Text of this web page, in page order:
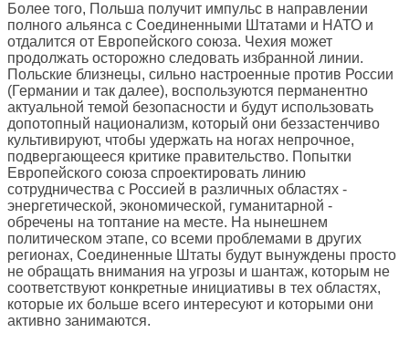
Более того, Польша получит импульс в направлении
полного альянса с Соединенными Штатами и НАТО и
отдалится от Европейского союза. Чехия может
продолжать осторожно следовать избранной линии.
Польские близнецы, сильно настроенные против России
(Германии и так далее), воспользуются перманентно
актуальной темой безопасности и будут использовать
допотопный национализм, который они беззастенчиво
культивируют, чтобы удержать на ногах непрочное,
подвергающееся критике правительство. Попытки
Европейского союза спроектировать линию
сотрудничества с Россией в различных областях -
энергетической, экономической, гуманитарной -
обречены на топтание на месте. На нынешнем
политическом этапе, со всеми проблемами в других
регионах, Соединенные Штаты будут вынуждены просто
не обращать внимания на угрозы и шантаж, которым не
соответствуют конкретные инициативы в тех областях,
которые их больше всего интересуют и которыми они
активно занимаются.